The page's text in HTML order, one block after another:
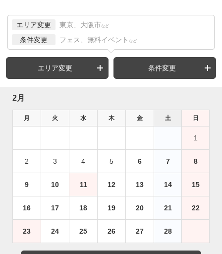
エリア変更 東京、大阪市 など
条件変更 フェス、無料イベント など
エリア変更 条件変更
2月
月 火 水 木 金 土 日
1
2 3 4 5 6 7 8
9 10 11 12 13 14 15
16 17 18 19 20 21 22
23 24 25 26 27 28